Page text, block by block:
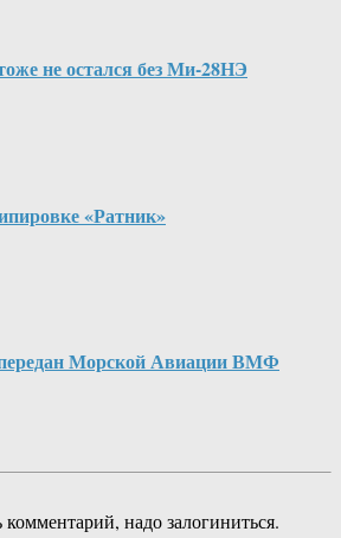
не остался без Ми-28НЭ
«Ратник»
Морской Авиации ВМФ
надо залогиниться.